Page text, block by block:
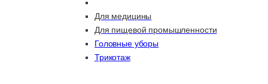
Для медицины
Для пищевой промышленности
Головные уборы
Трикотаж